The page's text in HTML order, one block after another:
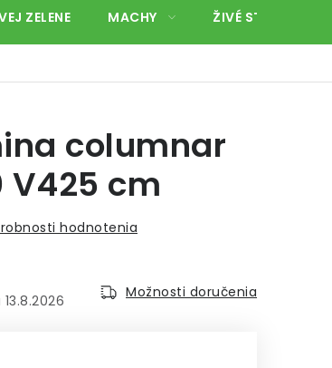
ZELENE MACHY ŽIVÉ STENY
columnar
V425 cm
hodnotenia
13.8.2026
Možnosti doručenia